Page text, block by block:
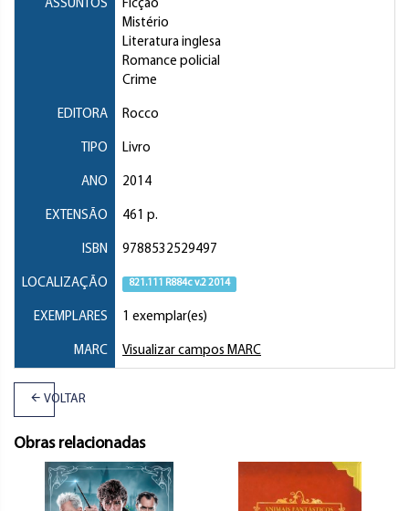
ASSUNTOS
Ficção
Mistério
Literatura inglesa
Romance policial
Crime
EDITORA Rocco
TIPO Livro
ANO 2014
EXTENSÃO 461 p.
ISBN 9788532529497
LOCALIZAÇÃO 821.111 R884c v.2 2014
EXEMPLARES 1 exemplar(es)
MARC Visualizar campos MARC
VOLTAR
Obras relacionadas